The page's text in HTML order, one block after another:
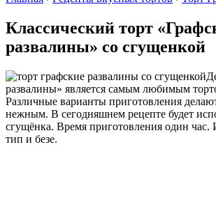
Классический торт
развалины» со сгущенкой
развалины» является самым любимым
Различные варианты приготовления
нежным. В сегодняшнем рецепте будет
сгущёнка. Время приготовления один
тип и безе.